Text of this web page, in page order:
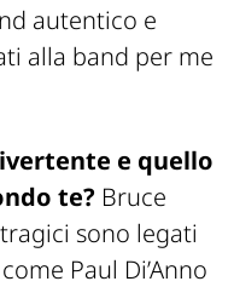
autentico e
alla band per me
e quello
te? Bruce
sono legati
Paul Di’Anno